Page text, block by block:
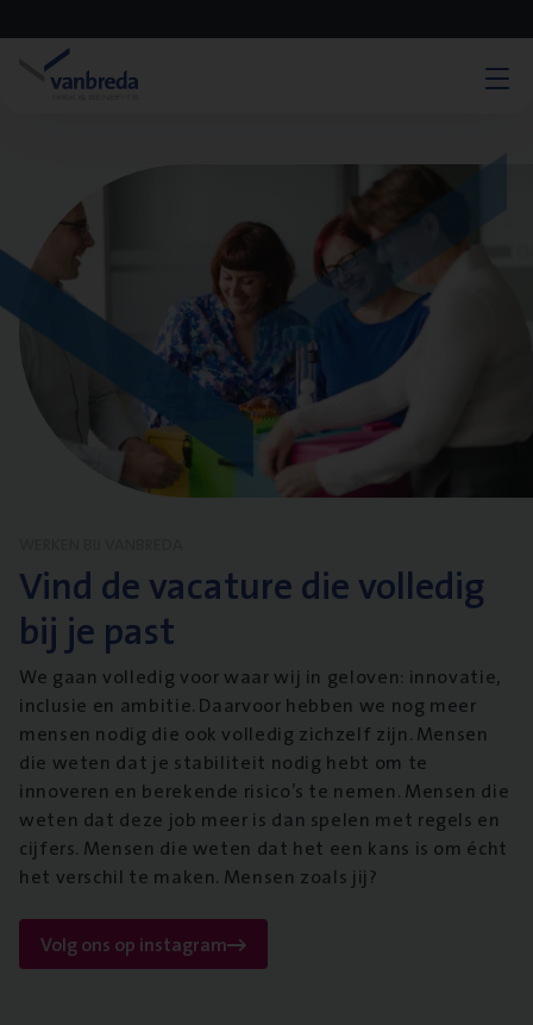
Vind de vacature die volledig
bij je past
We gaan volledig voor waar wij in geloven: innovatie,
inclusie en ambitie. Daarvoor hebben we nog meer
mensen nodig die ook volledig zichzelf zijn. Mensen
die weten dat je stabiliteit nodig hebt om te
innoveren en berekende risico’s te nemen. Mensen die
weten dat deze job meer is dan spelen met regels en
cijfers. Mensen die weten dat het een kans is om écht
het verschil te maken. Mensen zoals jij?
Volg ons op instagram